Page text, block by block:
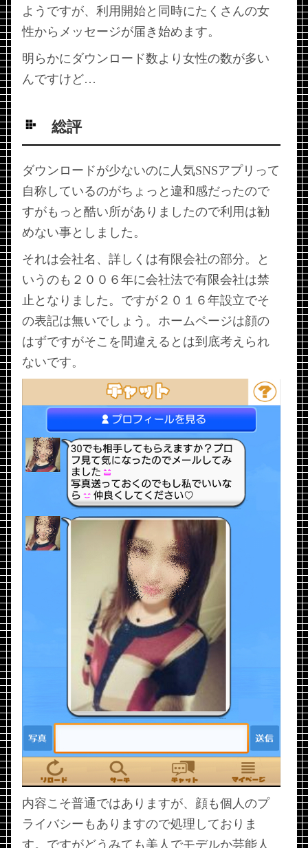
ようですが、利用開始と同時にたくさんの女
性からメッセージが届き始めます。
明らかにダウンロード数より女性の数が多い
んですけど…
総評
ダウンロードが少ないのに人気SNSアプリって
自称しているのがちょっと違和感だったので
すがもっと酷い所がありましたので利用は勧
めない事としました。
それは会社名、詳しくは有限会社の部分。と
いうのも２００６年に会社法で有限会社は禁
止となりました。ですが２０１６年設立でそ
の表記は無いでしょう。ホームページは顔の
はずですがそこを間違えるとは到底考えられ
ないです。
内容こそ普通ではありますが、顔も個人のプ
ライバシーもありますので処理しておりま
す。ですがどうみても美人でモデルか芸能人